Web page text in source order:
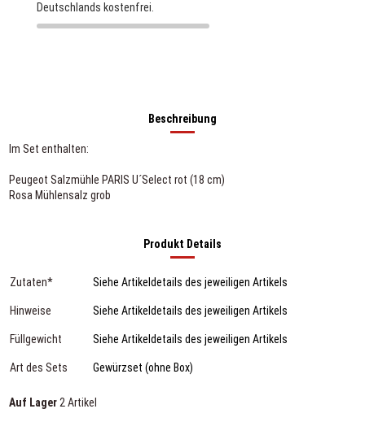
Deutschlands kostenfrei.
Beschreibung
Im Set enthalten:
Peugeot Salzmühle PARIS U´Select rot (18 cm)
Rosa Mühlensalz grob
Produkt Details
Zutaten* Siehe Artikeldetails des jeweiligen Artikels
Hinweise Siehe Artikeldetails des jeweiligen Artikels
Füllgewicht Siehe Artikeldetails des jeweiligen Artikels
Art des Sets Gewürzset (ohne Box)
Auf Lager 2 Artikel